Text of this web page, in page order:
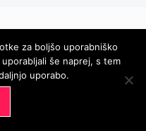
(SPF)
retinol, retinal
za boljšo uporabniško
še naprej, s tem
uporabo.